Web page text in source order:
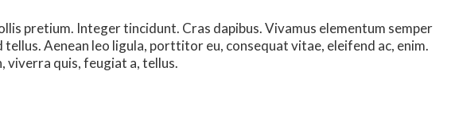
pretium. Integer tincidunt. Cras dapibus. Vivamus elementum semper
Aenean leo ligula, porttitor eu, consequat vitae, eleifend ac, enim.
viverra quis, feugiat a, tellus.